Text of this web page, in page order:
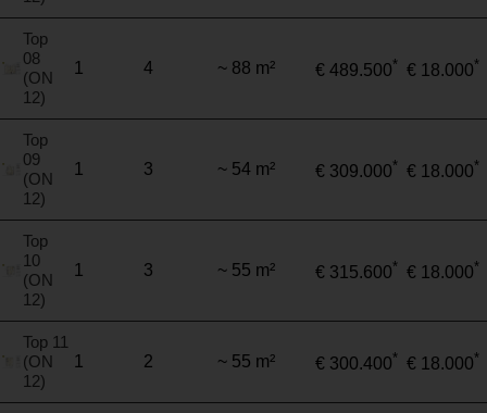
Top
08
(ON
12)
1 4 ~ 88 m² € 489.500* € 18.000*
Top
09
(ON
12)
1 3 ~ 54 m² € 309.000* € 18.000*
Top
10
(ON
12)
1 3 ~ 55 m² € 315.600* € 18.000*
Top 11
(ON
12)
1 2 ~ 55 m² € 300.400* € 18.000*